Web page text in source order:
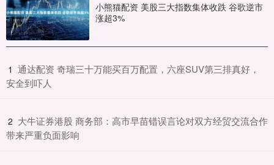
小熊猫配资 美股三大指数集体收跌 谷歌逆市
涨超3%
1 ​通达配资 奇瑞三十万能买百万配置，六座SUV第三排真好，
安全到吓人
2 ​大牛证券港股 商务部：高市早苗错误言论对双方经贸交流合作
带来严重负面影响